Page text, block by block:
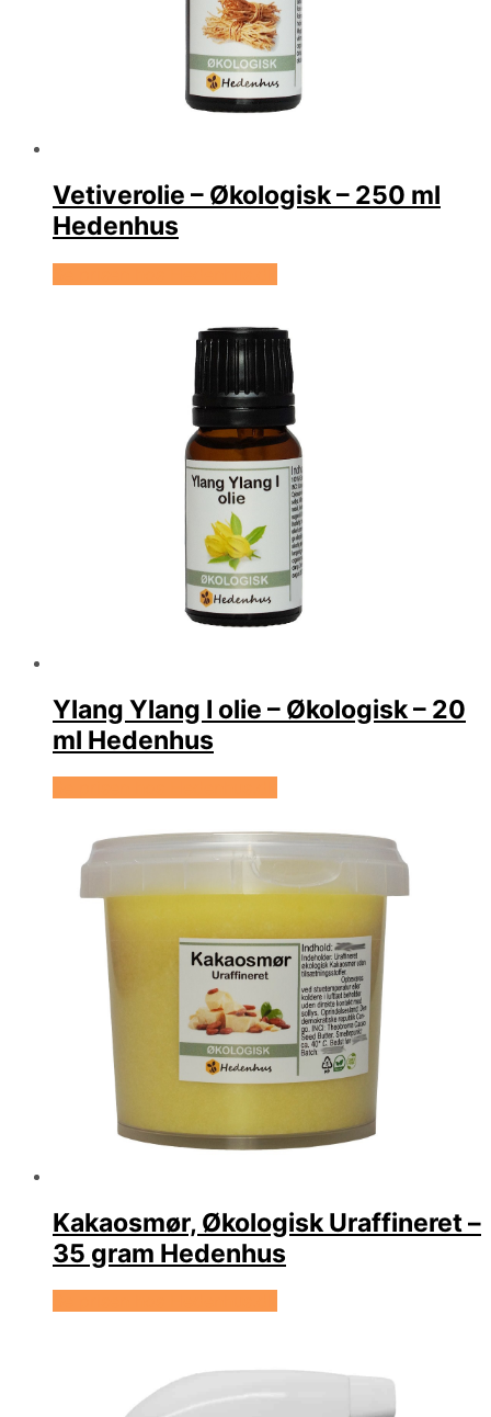
Vetiverolie – Økologisk – 250 ml
Hedenhus
Ylang Ylang I olie – Økologisk – 20
ml Hedenhus
Kakaosmør, Økologisk Uraffineret –
35 gram Hedenhus